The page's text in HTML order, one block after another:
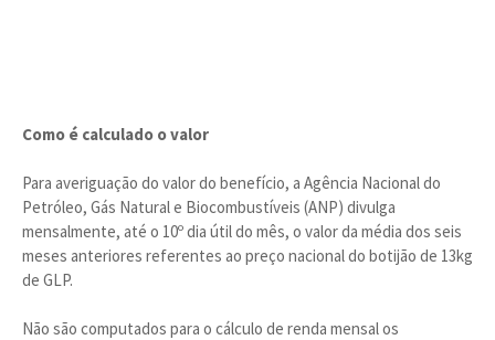
Como é calculado o valor
Para averiguação do valor do benefício, a Agência Nacional do
Petróleo, Gás Natural e Biocombustíveis (ANP) divulga
mensalmente, até o 10º dia útil do mês, o valor da média dos seis
meses anteriores referentes ao preço nacional do botijão de 13kg
de GLP.
Não são computados para o cálculo de renda mensal os